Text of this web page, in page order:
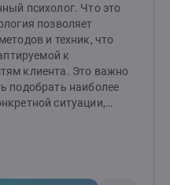
психолог. Что это
позволяет
и техник, что
к
клиента. Это важно
подобрать наиболее
ситуации,
и навыков
что в итоге повышает
благополучие. В